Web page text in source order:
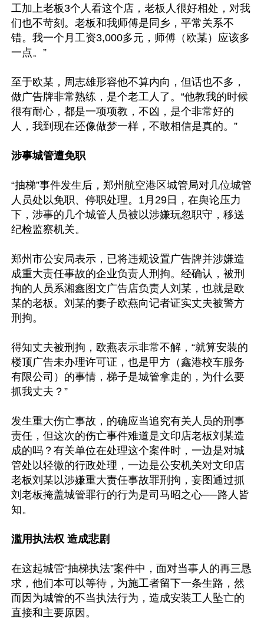
工加上老板3个人看这个店，老板人很好相处，对我
们也不苛刻。老板和我师傅是同乡，平常关系不
错。我一个月工资3,000多元，师傅（欧某）应该多
一点。”
至于欧某，周志雄形容他不算内向，但话也不多，
做广告牌非常熟练，是个老工人了。“他教我的时候
很有耐心，都是一项项教，不凶，是个非常好的
人，我到现在还像做梦一样，不敢相信是真的。”
涉事城管遭免职
“抽梯”事件发生后，郑州航空港区城管局对几位城管
人员处以免职、停职处理。1月29日，在舆论压力
下，涉事的几个城管人员被以涉嫌玩忽职守，移送
纪检监察机关。
郑州市公安局表示，已将违规设置广告牌并涉嫌造
成重大责任事故的企业负责人刑拘。经确认，被刑
拘的人员系湘鑫图文广告店负责人刘某，也就是欧
某的老板。刘某的妻子欧燕向记者证实丈夫被警方
刑拘。
得知丈夫被刑拘，欧燕表示非常不解，“就算安装的
楼顶广告未办理许可证，也是甲方（鑫港校车服务
有限公司）的事情，梯子是城管拿走的，为什么要
抓我丈夫？”
发生重大伤亡事故，的确应当追究有关人员的刑事
责任，但这次的伤亡事件难道是文印店老板刘某造
成的吗？有关单位在处理这个案件时，一边是对城
管处以轻微的行政处理，一边是公安机关对文印店
老板刘某以涉嫌重大责任事故罪刑拘，妄图通过抓
刘老板掩盖城管罪行的行为是司马昭之心──路人皆
知。
滥用执法权 造成悲剧
在这起城管“抽梯执法”案件中，面对当事人的再三恳
求，他们本可以等待，为施工者留下一条生路，然
而因为城管的不当执法行为，造成安装工人坠亡的
直接和主要原因。